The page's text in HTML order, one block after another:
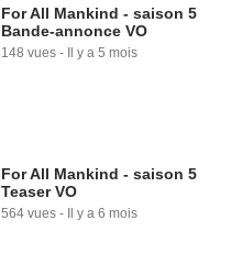
For All Mankind - saison 5
Bande-annonce VO
148 vues - Il y a 5 mois
For All Mankind - saison 5
Teaser VO
564 vues - Il y a 6 mois